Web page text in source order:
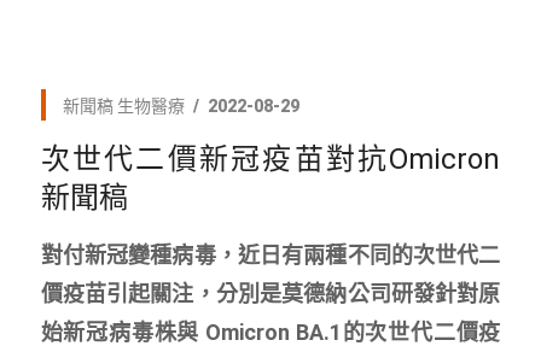
新聞稿 生物醫療 2022-08-29
次世代二價新冠疫苗對抗Omicron
新聞稿
對付新冠變種病毒，近日有兩種不同的次世代二
價疫苗引起關注，分別是莫德納公司研發針對原
始新冠病毒株與 Omicron BA.1的次世代二價疫